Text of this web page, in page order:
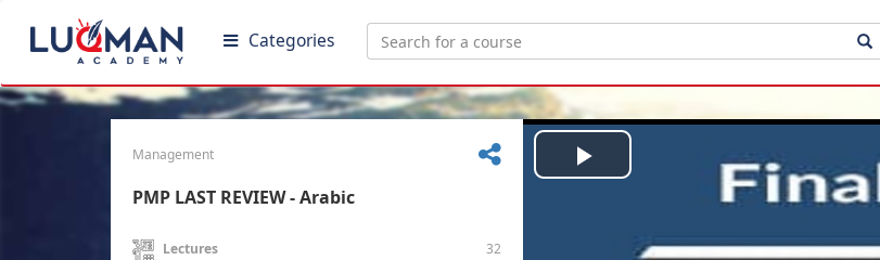
Categories
Management
PMP LAST REVIEW - Arabic
Lectures 32
Play